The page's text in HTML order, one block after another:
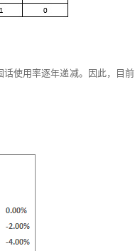
使用率逐年递减。因此，目前